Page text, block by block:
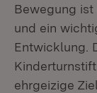
Bewegung ist
und ein
Entwicklung.
ehrgeizige